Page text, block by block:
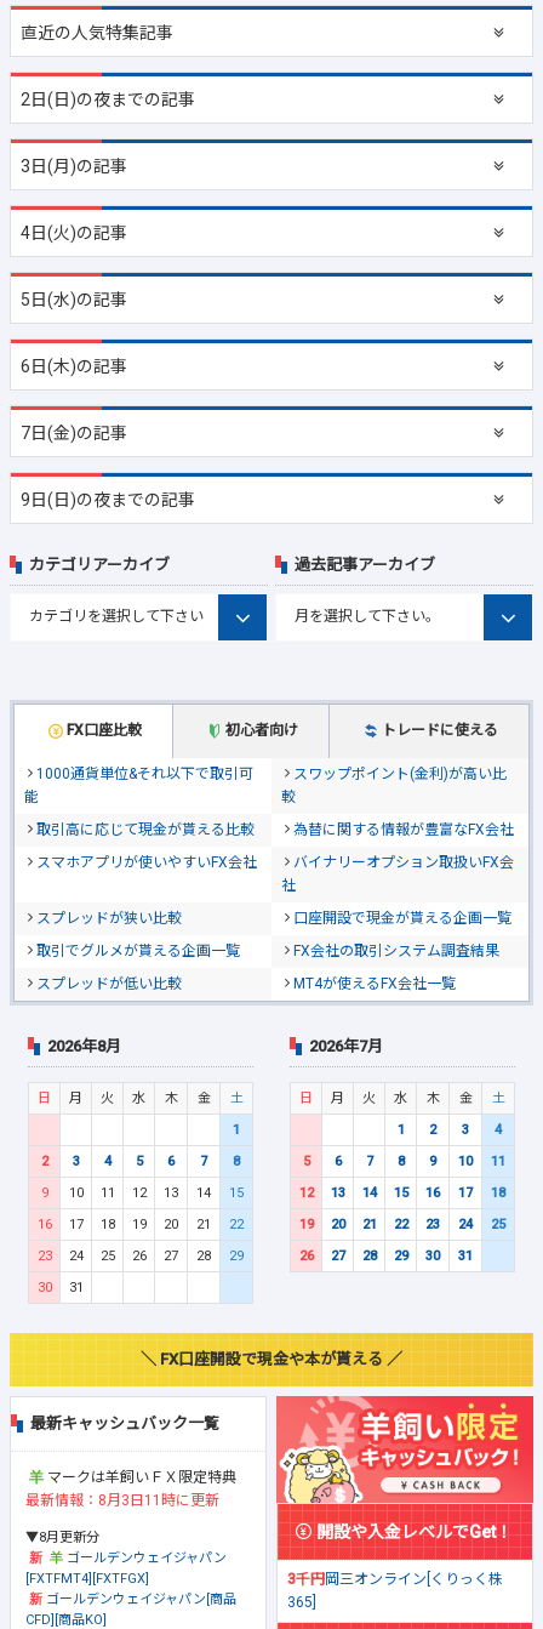
直近の人気特集記事
2日(日)の夜までの記事
3日(月)の記事
4日(火)の記事
5日(水)の記事
6日(木)の記事
7日(金)の記事
9日(日)の夜までの記事
FX口座比較 初心者向け トレードに使える
1000通貨単位&それ以下で取引可
能
スワップポイント(金利)が高い比
較
取引高に応じて現金が貰える比較
為替に関する情報が豊富なFX会社
スマホアプリが使いやすいFX会社
バイナリーオプション取扱いFX会
社
スプレッドが狭い比較
口座開設で現金が貰える企画一覧
取引でグルメが貰える企画一覧
FX会社の取引システム調査結果
スプレッドが低い比較
MT4が使えるFX会社一覧
カテゴリアーカイブ 過去記事アーカイブ
2026年8月
日 月 火 水 木 金
土
1
2
3 4 5 6 7
8
9
10 11 12 13 14
15
16
17 18 19 20 21
22
23
24 25 26 27 28
29
30
31
2026年7月
日 月 火 水 木 金
土
1
2 3
4
5
6 7 8 9 10
11
12
13 14 15 16 17
18
19
20 21 22 23 24
25
26
27 28 29 30 31
＼ FX口座開設で現金や本が貰える ／
最新キャッシュバック一覧
マークは羊飼いＦＸ限定特典
最新情報：8月3日11時に更新
▼8月更新分
ゴールデンウェイジャパン
[FXTFMT4][FXTFGX]
ゴールデンウェイジャパン[商品
CFD][商品KO]
開設や入金レベルでGet！
3千円岡三オンライン[くりっく株
365]